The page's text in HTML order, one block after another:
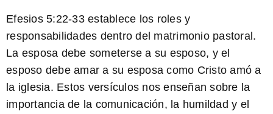
Efesios 5:22-33 establece los roles y
responsabilidades dentro del matrimonio pastoral.
La esposa debe someterse a su esposo, y el
esposo debe amar a su esposa como Cristo amó a
la iglesia. Estos versículos nos enseñan sobre la
importancia de la comunicación, la humildad y el